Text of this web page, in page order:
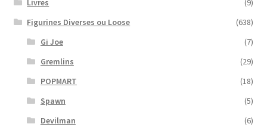
Livres
(9)
Figurines Diverses ou Loose
(638)
Gi Joe
(7)
Gremlins
(29)
POPMART
(18)
Spawn
(5)
Devilman
(6)